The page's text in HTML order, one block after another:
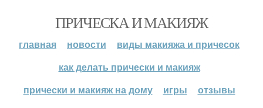
ПРИЧЕСКА И МАКИЯЖ
главная новости
виды макияжа и причесок
как делать прически и макияж
прически и макияж на дому
игры отзывы